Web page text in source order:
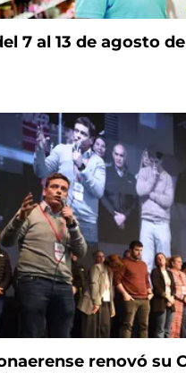
7 al 13 de agosto
renovó su